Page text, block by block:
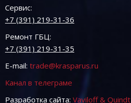
Сервис:
+7 (391) 219-31-36
Ремонт ГБЦ:
+7 (391) 219-31-35
E-mail: trade@krasparus.ru
Канал в телеграме
Разработка сайта: Vaviloff & Quindt